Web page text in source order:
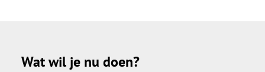
Wat wil je nu doen?